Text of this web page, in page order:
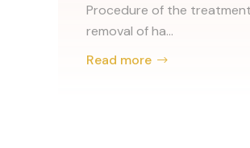
Procedure of the treatment:- This
removal of ha...
Read more